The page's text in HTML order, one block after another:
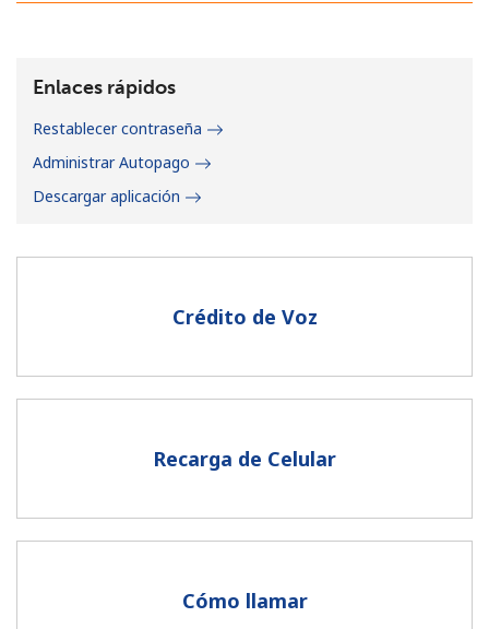
Un caracter especial
Crédito de Voz
Recarga de Celular
Cómo llamar
Enlaces rápidos
Restablecer contraseña
Administrar Autopago
Descargar aplicación